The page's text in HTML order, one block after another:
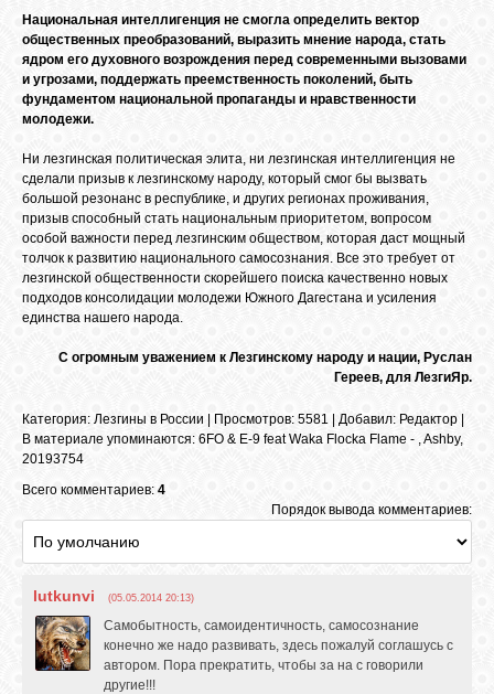
Национальная интеллигенция не смогла определить вектор
общественных преобразований, выразить мнение народа, стать
ядром его духовного возрождения перед современными вызовами
и угрозами, поддержать преемственность поколений, быть
фундаментом национальной пропаганды и нравственности
молодежи.
Ни лезгинская политическая элита, ни лезгинская интеллигенция не
сделали призыв к лезгинскому народу, который смог бы вызвать
большой резонанс в республике, и других регионах проживания,
призыв способный стать национальным приоритетом, вопросом
особой важности перед лезгинским обществом, которая даст мощный
толчок к развитию национального самосознания. Все это требует от
лезгинской общественности скорейшего поиска качественно новых
подходов консолидации молодежи Южного Дагестана и усиления
единства нашего народа.
С огромным уважением к Лезгинскому народу и нации, Руслан
Гереев, для ЛезгиЯр.
Категория: Лезгины в России | Просмотров: 5581 | Добавил: Редактор |
В материале упоминаются: 6FO & E-9 feat Waka Flocka Flame - Ashby,
20193754
Всего комментариев: 4
Порядок вывода комментариев:
lutkunvi (05.05.2014 20:13)
Самобытность, самоидентичность, самосознание
конечно же надо развивать, здесь пожалуй соглашусь с
автором. Пора прекратить, чтобы за на с говорили
другие!!!